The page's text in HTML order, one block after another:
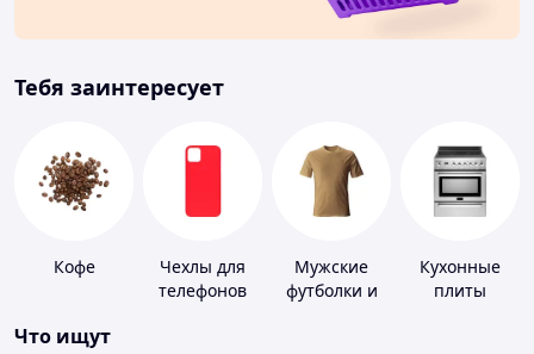
Тебя заинтересует
Кофе
Чехлы для
телефонов
Мужские
футболки и
Кухонные
плиты
Что ищут